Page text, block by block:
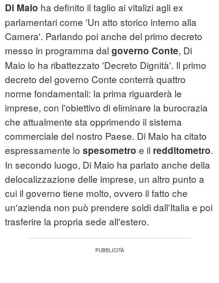
Di Maio ha definito il taglio ai vitalizi agli ex
parlamentari come 'Un atto storico interno alla
Camera'. Parlando poi anche del primo decreto
messo in programma dal governo Conte, Di
Maio lo ha ribattezzato 'Decreto Dignità'. Il primo
decreto del governo Conte conterrà quattro
norme fondamentali: la prima riguarderà le
imprese, con l'obiettivo di eliminare la burocrazia
che attualmente sta opprimendo il sistema
commerciale del nostro Paese. Di Maio ha citato
espressamente lo spesometro e il redditometro.
In secondo luogo, Di Maio ha parlato anche della
delocalizzazione delle imprese, un altro punto a
cui il governo tiene molto, ovvero il fatto che
un'azienda non può prendere soldi dall'Italia e poi
trasferire la propria sede all'estero.